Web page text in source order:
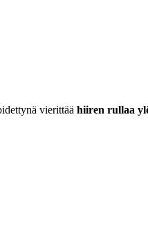
vierittää hiiren rullaa